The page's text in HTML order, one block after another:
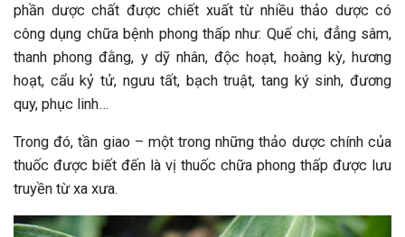
phần dược chất được chiết xuất từ nhiều thảo dược có
công dụng chữa bệnh phong thấp như: Quế chi, đẳng sâm,
thanh phong đằng, y dỹ nhân, độc hoạt, hoàng kỳ, hương
hoạt, cẩu kỷ tử, ngưu tất, bạch truật, tang ký sinh, đương
quy, phục linh…
Trong đó, tần giao – một trong những thảo dược chính của
thuốc được biết đến là vị thuốc chữa phong thấp được lưu
truyền từ xa xưa.